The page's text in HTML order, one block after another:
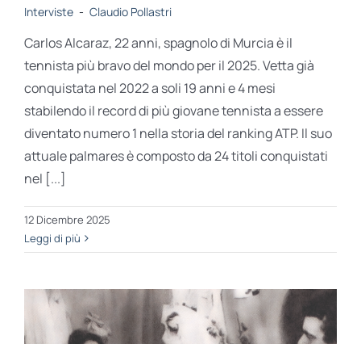
Interviste - Claudio Pollastri
Carlos Alcaraz, 22 anni, spagnolo di Murcia è il
tennista più bravo del mondo per il 2025. Vetta già
conquistata nel 2022 a soli 19 anni e 4 mesi
stabilendo il record di più giovane tennista a essere
diventato numero 1 nella storia del ranking ATP. Il suo
attuale palmares è composto da 24 titoli conquistati
nel [...]
12 Dicembre 2025
Leggi di più